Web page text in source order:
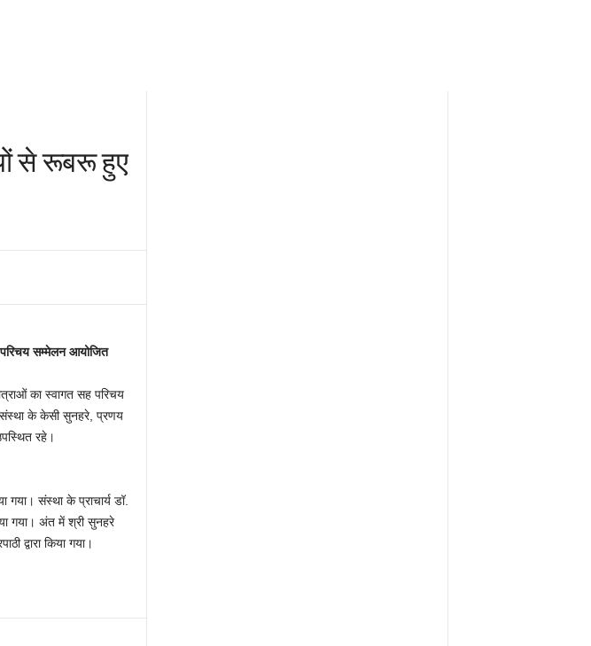
से रूबरू हुए
सम्मेलन आयोजित
का स्वागत सह परिचय
संस्था के केसी सुनहरे, प्रणय
रहे।
गया। संस्था के प्राचार्य डॉ.
गया। अंत में श्री सुनहरे
द्वारा किया गया।